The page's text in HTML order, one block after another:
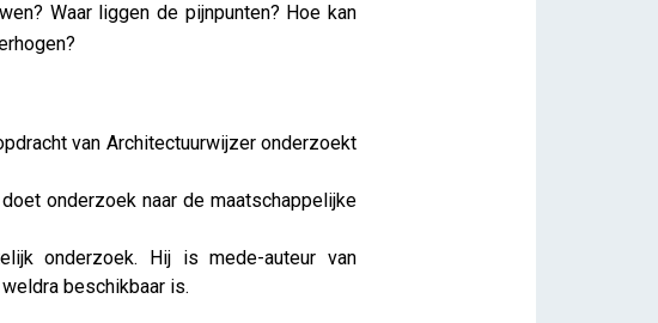
Waar liggen de pijnpunten? Hoe kan
van Architectuurwijzer onderzoekt
onderzoek naar de maatschappelijke
onderzoek. Hij is mede-auteur van
beschikbaar is.